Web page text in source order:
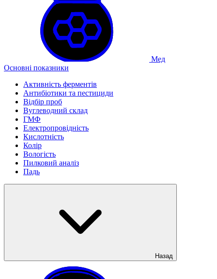
Мед
Основні показники
Активність ферментів
Антибіотики та пестициди
Відбір проб
Вуглеводний склад
ГМФ
Електропровідність
Кислотність
Колір
Вологість
Пилковий аналіз
Падь
Назад